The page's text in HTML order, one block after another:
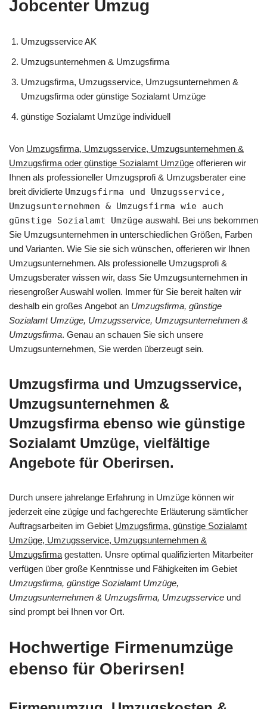
Jobcenter Umzug
Umzugsservice AK
Umzugsunternehmen & Umzugsfirma
Umzugsfirma, Umzugsservice, Umzugsunternehmen &
Umzugsfirma oder günstige Sozialamt Umzüge
günstige Sozialamt Umzüge individuell
Von Umzugsfirma, Umzugsservice, Umzugsunternehmen &
Umzugsfirma oder günstige Sozialamt Umzüge offerieren wir
Ihnen als professioneller Umzugsprofi & Umzugsberater eine
breit dividierte Umzugsfirma und Umzugsservice,
Umzugsunternehmen & Umzugsfirma wie auch
günstige Sozialamt Umzüge auswahl. Bei uns bekommen
Sie Umzugsunternehmen in unterschiedlichen Größen, Farben
und Varianten. Wie Sie sie sich wünschen, offerieren wir Ihnen
Umzugsunternehmen. Als professionelle Umzugsprofi &
Umzugsberater wissen wir, dass Sie Umzugsunternehmen in
riesengroßer Auswahl wollen. Immer für Sie bereit halten wir
deshalb ein großes Angebot an Umzugsfirma, günstige
Sozialamt Umzüge, Umzugsservice, Umzugsunternehmen &
Umzugsfirma. Genau an schauen Sie sich unsere
Umzugsunternehmen, Sie werden überzeugt sein.
Umzugsfirma und Umzugsservice,
Umzugsunternehmen &
Umzugsfirma ebenso wie günstige
Sozialamt Umzüge, vielfältige
Angebote für Oberirsen.
Durch unsere jahrelange Erfahrung in Umzüge können wir
jederzeit eine zügige und fachgerechte Erläuterung sämtlicher
Auftragsarbeiten im Gebiet Umzugsfirma, günstige Sozialamt
Umzüge, Umzugsservice, Umzugsunternehmen &
Umzugsfirma gestatten. Unsre optimal qualifizierten Mitarbeiter
verfügen über große Kenntnisse und Fähigkeiten im Gebiet
Umzugsfirma, günstige Sozialamt Umzüge,
Umzugsunternehmen & Umzugsfirma, Umzugsservice und
sind prompt bei Ihnen vor Ort.
Hochwertige Firmenumzüge
ebenso für Oberirsen!